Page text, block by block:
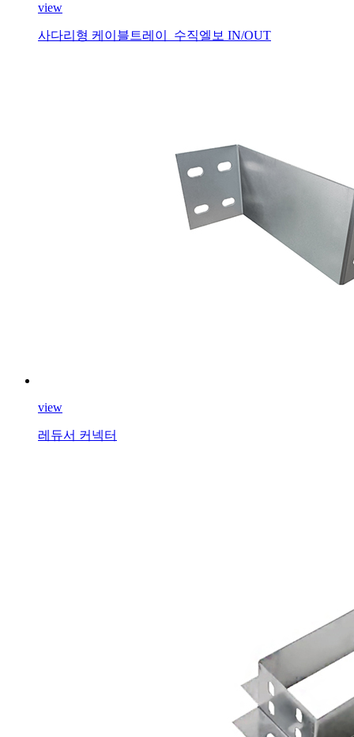
view
사다리형 케이블트레이_수직엘보 IN/OUT
view
레듀서 커넥터